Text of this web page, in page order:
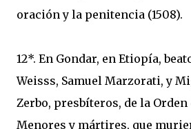
oración y la penitencia (1508).
12*. En Gondar, en Etiopía,
Weisss, Samuel Marzorati, y
Zerbo, presbíteros, de la
Menores y mártires, que